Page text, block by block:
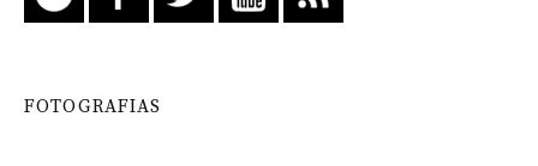
FOTOGRAFIAS